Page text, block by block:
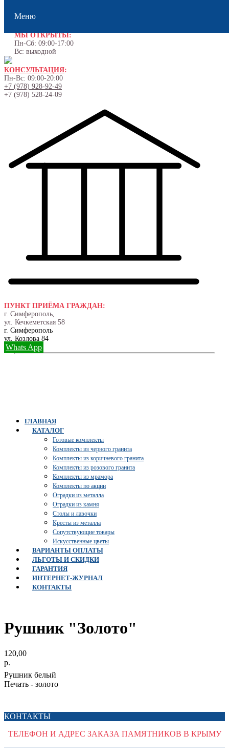
МЫ ОТКРЫТЫ:
Пн-Сб: 09:00-17:00
Вс: выходной
КОНСУЛЬТАЦИЯ:
Пн-Вс: 09:00-20:00
+7 (978) 928-92-49
+7 (978) 528-24-09
ПУНКТ ПРИЁМА ГРАЖДАН:
г. Симферополь,
ул. Кечкеметская 58
г. Симферополь
ул. Козлова 84
Whats App
ГЛАВНАЯ
КАТАЛОГ
Готовые комплекты
Комплекты из черного гранита
Комплекты из коричневого гранита
Комплекты из розового гранита
Комплекты из мрамора
Комплекты по акции
Оградки из металла
Оградки из камня
Столы и лавочки
Кресты из металла
Сопутствующие товары
Искусственные цветы
ВАРИАНТЫ ОПЛАТЫ
ЛЬГОТЫ И СКИДКИ
ГАРАНТИЯ
ИНТЕРНЕТ-ЖУРНАЛ
КОНТАКТЫ
Меню
Рушник "Золото"
120,00
р.
Рушник белый
Печать - золото
КОНТАКТЫ
ТЕЛЕФОН И АДРЕС ЗАКАЗА ПАМЯТНИКОВ В КРЫМУ